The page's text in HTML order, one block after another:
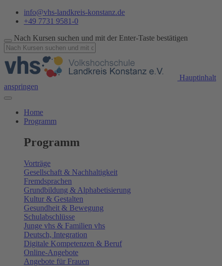
info@vhs-landkreis-konstanz.de
+49 7731 9581-0
Nach Kursen suchen und mit der Enter-Taste bestätigen
Hauptinhalt
anspringen
Home
Programm
Programm
Vorträge
Gesellschaft & Nachhaltigkeit
Fremdsprachen
Grundbildung & Alphabetisierung
Kultur & Gestalten
Gesundheit & Bewegung
Schulabschlüsse
Junge vhs & Familien vhs
Deutsch, Integration
Digitale Kompetenzen & Beruf
Online-Angebote
Angebote für Frauen